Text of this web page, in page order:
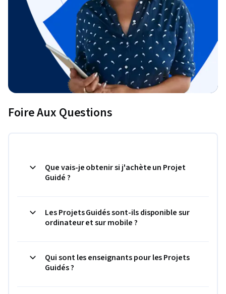
Foire Aux Questions
Que vais-je obtenir si j'achète un Projet
Guidé ?
Les Projets Guidés sont-ils disponible sur
ordinateur et sur mobile ?
Qui sont les enseignants pour les Projets
Guidés ?